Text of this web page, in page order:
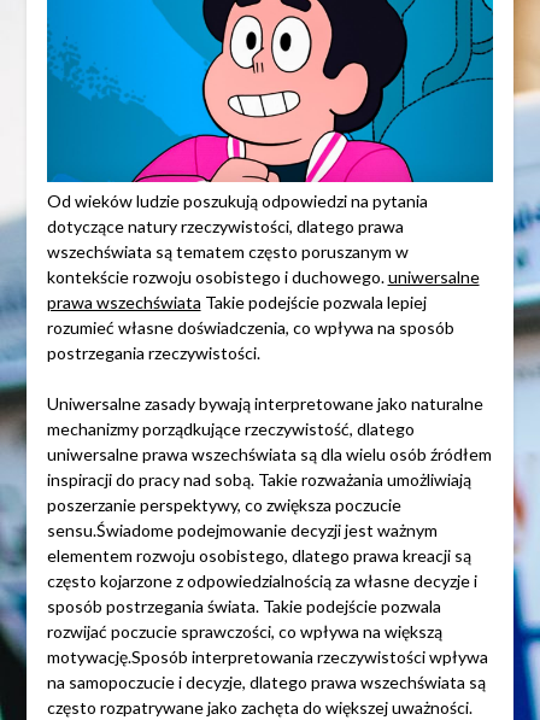
Od wieków ludzie poszukują odpowiedzi na pytania
dotyczące natury rzeczywistości, dlatego prawa
wszechświata są tematem często poruszanym w
kontekście rozwoju osobistego i duchowego.uniwersalne
prawa wszechświata Takie podejście pozwala lepiej
rozumieć własne doświadczenia, co wpływa na sposób
postrzegania rzeczywistości.
Uniwersalne zasady bywają interpretowane jako naturalne
mechanizmy porządkujące rzeczywistość, dlatego
uniwersalne prawa wszechświata są dla wielu osób źródłem
inspiracji do pracy nad sobą. Takie rozważania umożliwiają
poszerzanie perspektywy, co zwiększa poczucie
sensu.Świadome podejmowanie decyzji jest ważnym
elementem rozwoju osobistego, dlatego prawa kreacji są
często kojarzone z odpowiedzialnością za własne decyzje i
sposób postrzegania świata. Takie podejście pozwala
rozwijać poczucie sprawczości, co wpływa na większą
motywację.Sposób interpretowania rzeczywistości wpływa
na samopoczucie i decyzje, dlatego prawa wszechświata są
często rozpatrywane jako zachęta do większej uważności.